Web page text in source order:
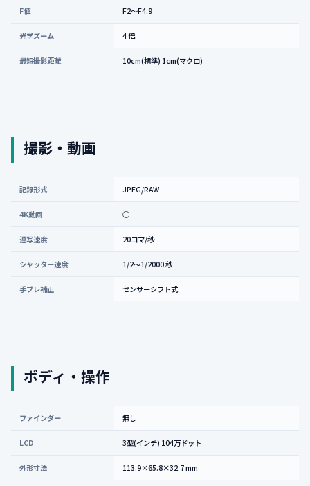
F値 F2〜F4.9
光学ズーム 4 倍
最短撮影距離 10cm(標準) 1cm(マクロ)
撮影・動画
記録形式 JPEG/RAW
4K動画 ○
連写速度 20コマ/秒
シャッター速度 1/2〜1/2000 秒
手ブレ補正 センサーシフト式
ボディ・操作
ファインダー 無し
LCD 3型(インチ) 104万ドット
外形寸法 113.9×65.8×32.7 mm